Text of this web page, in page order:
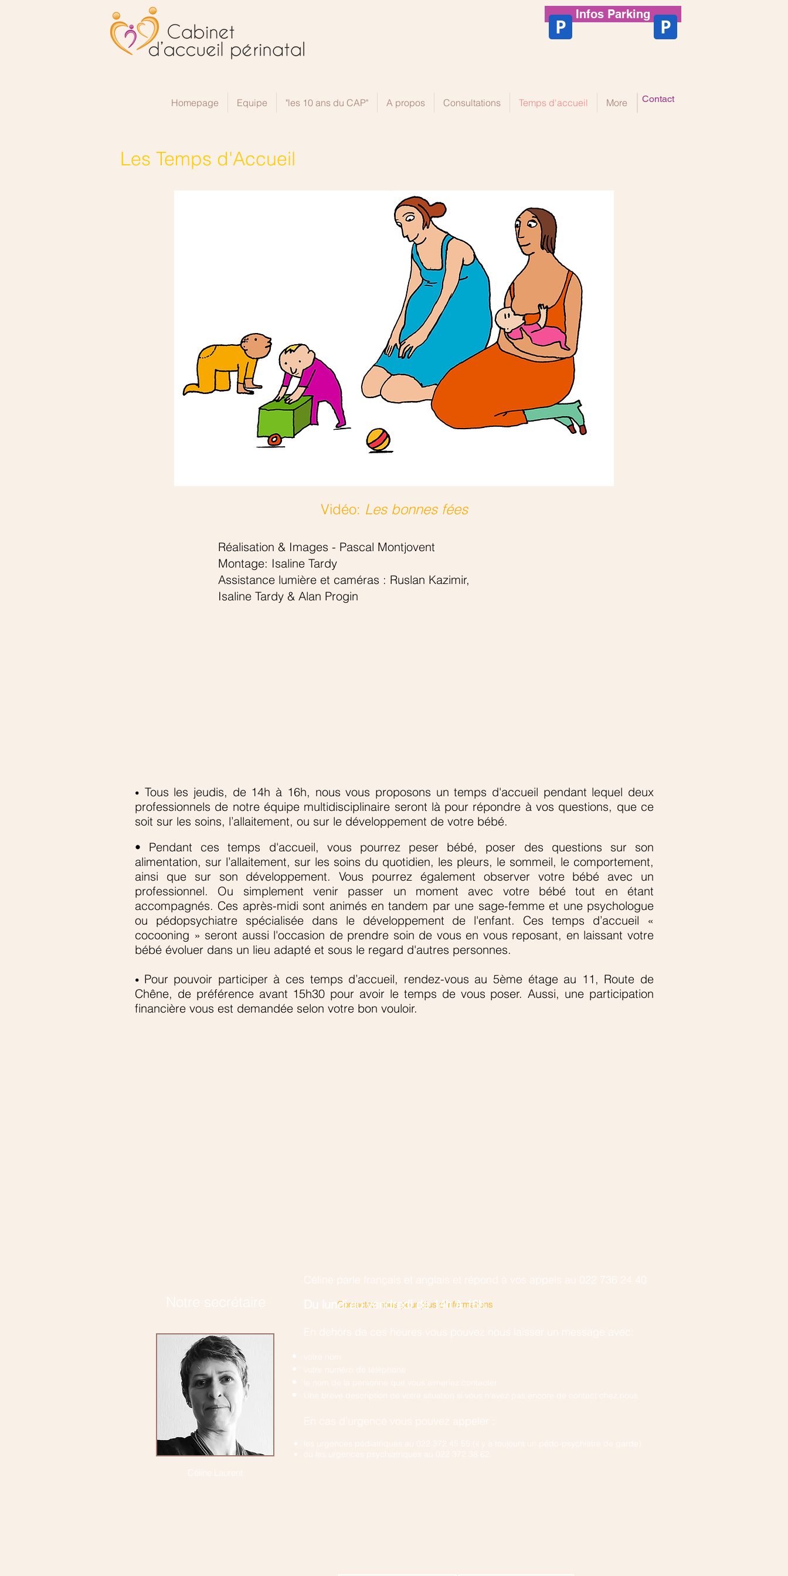
Infos Parking
P
P
Homepage Equipe "les 10 ans du CAP" A propos Consultations Temps d'accueil More Contact
Réalisation & Images - Pascal Montjovent
Montage: Isaline Tardy
Assistance lumière et caméras : Ruslan Kazimir,
Isaline Tardy & Alan Progin
• Tous les jeudis, de 14h à 16h, nous vous proposons un temps d'accueil pendant lequel deux
professionnels de notre équipe multidisciplinaire seront là pour répondre à vos questions, que ce
soit sur les soins, l’allaitement, ou sur le développement de votre bébé.
• Pendant ces temps d'accueil, vous pourrez peser bébé, poser des questions sur son
alimentation, sur l’allaitement, sur les soins du quotidien, les pleurs, le sommeil, le comportement,
ainsi que sur son développement. Vous pourrez également observer votre bébé avec un
professionnel. Ou simplement venir passer un moment avec votre bébé tout en étant
accompagnés. Ces après-midi sont animés en tandem par une sage-femme et une psychologue
ou pédopsychiatre spécialisée dans le développement de l'enfant. Ces temps d’accueil «
cocooning » seront aussi l'occasion de prendre soin de vous en vous reposant, en laissant votre
bébé évoluer dans un lieu adapté et sous le regard d'autres personnes.
• Pour pouvoir participer à ces temps d’accueil, rendez-vous au 5ème étage au 11, Route de
Chêne, de préférence avant 15h30 pour avoir le temps de vous poser.Aussi, une participation
financière vous est demandée selon votre bon vouloir.
Les Temps d'Accueil
Vidéo: Les bonnes fées
Contactez-nous pour plus d'informations
​Du lundi au vendredi de 14h à 16h